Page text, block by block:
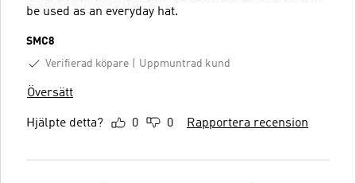
be used as an everyday hat.
SMC8
Verifierad köpare
Uppmuntrad kund
Översätt
Hjälpte detta? 0 0 Rapportera recension